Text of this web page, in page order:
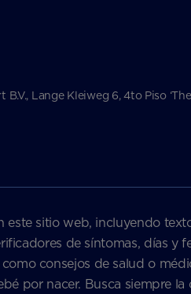
Lange Kleiweg 6, 4to Piso ‘The
sitio web, incluyendo
de síntomas, días
consejos de salud o
por nacer. Busca siempre